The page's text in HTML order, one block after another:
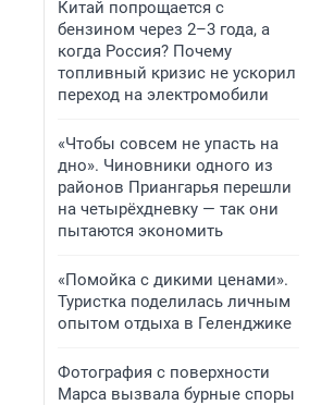
Китай попрощается с
бензином через 2–3 года, а
когда Россия? Почему
топливный кризис не ускорил
переход на электромобили
«Чтобы совсем не упасть на
дно». Чиновники одного из
районов Приангарья перешли
на четырёхдневку — так они
пытаются экономить
«Помойка с дикими ценами».
Туристка поделилась личным
опытом отдыха в Геленджике
Фотография с поверхности
Марса вызвала бурные споры